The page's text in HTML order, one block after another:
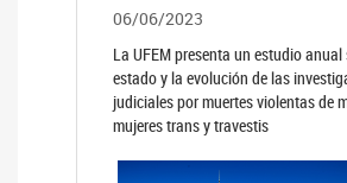
06/06/2023
La UFEM presenta un estudio anual
estado y la evolución de las
judiciales por muertes violentas de
mujeres trans y travestis